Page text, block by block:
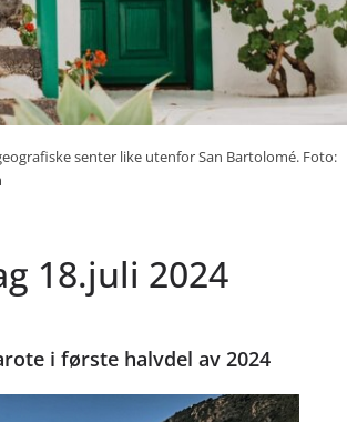
senter like utenfor San Bartolomé. Foto:
18.juli 2024
i første halvdel av 2024